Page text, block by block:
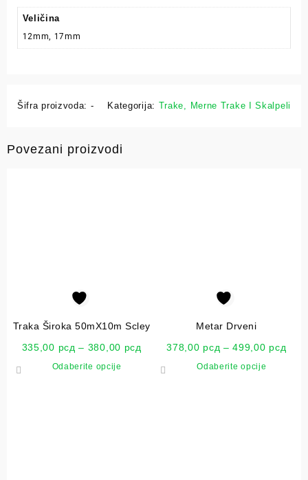
Veličina
12mm, 17mm
Šifra proizvoda: - Kategorija: Trake, Merne Trake I Skalpeli
Povezani proizvodi
Traka Široka 50mX10m Scley
335,00 рсд – 380,00 рсд
Odaberite opcije
Metar Drveni
378,00 рсд – 499,00 рсд
Odaberite opcije